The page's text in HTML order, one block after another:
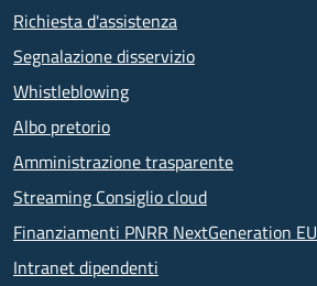
Richiesta d'assistenza
Segnalazione disservizio
Whistleblowing
Albo pretorio
Amministrazione trasparente
Streaming Consiglio cloud
Finanziamenti PNRR NextGeneration EU
Intranet dipendenti